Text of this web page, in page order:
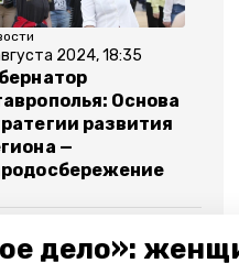
дело»:
2024, 18:35
Основа
развития
—